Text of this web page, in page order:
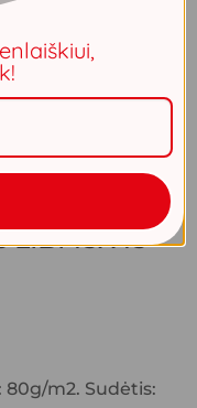
LIBI45X45
80g/m2. Sudėtis: